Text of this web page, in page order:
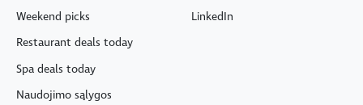
Weekend picks
Restaurant deals today
Spa deals today
Naudojimo sąlygos
LinkedIn